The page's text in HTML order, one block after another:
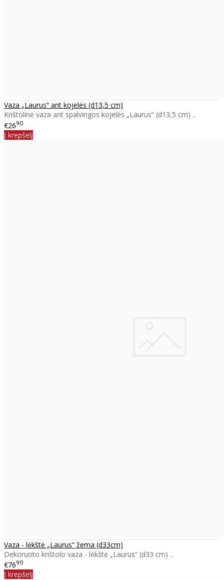
Vaza „Laurus“ ant kojelės (d13,5 cm)
Krištolinė vaza ant spalvingos kojelės „Laurus“ (d13,5 cm) ..
€2690
Į krepšelį
Vaza - lėkštė „Laurus“ žema (d33cm)
Dekoruoto krištolo vaza - lėkštė „Laurus“ (d33 cm) ..
€7690
Į krepšelį